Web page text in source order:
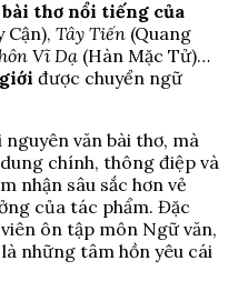
bài thơ nổi tiếng của
Cận), Tây Tiến (Quang
Vĩ Dạ (Hàn Mặc Tử)…
được chuyển ngữ
văn bài thơ, mà
chính, thông điệp và
nhận sâu sắc hơn vẻ
của tác phẩm. Đặc
ôn tập môn Ngữ văn,
những tâm hồn yêu cái